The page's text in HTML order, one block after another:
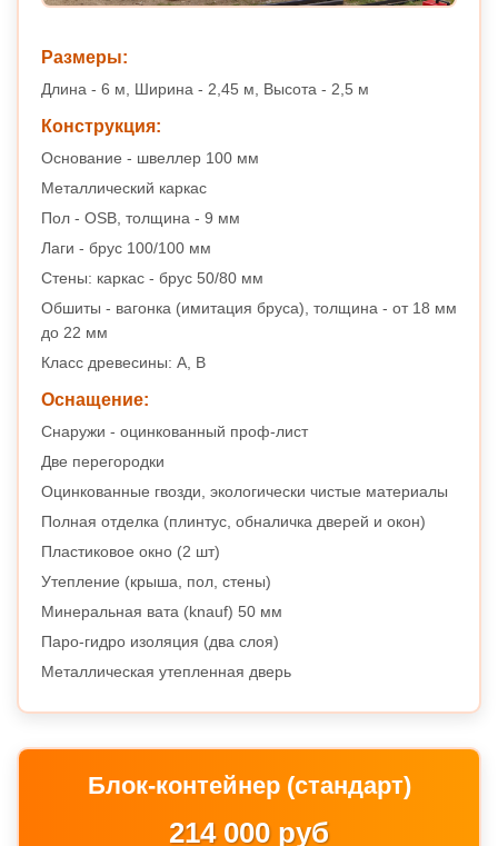
Размеры:
Длина - 6 м, Ширина - 2,45 м, Высота - 2,5 м
Конструкция:
Основание - швеллер 100 мм
Металлический каркас
Пол - OSB, толщина - 9 мм
Лаги - брус 100/100 мм
Стены: каркас - брус 50/80 мм
Обшиты - вагонка (имитация бруса), толщина - от 18 мм
до 22 мм
Класс древесины: А, B
Оснащение:
Снаружи - оцинкованный проф-лист
Две перегородки
Оцинкованные гвозди, экологически чистые материалы
Полная отделка (плинтус, обналичка дверей и окон)
Пластиковое окно (2 шт)
Утепление (крыша, пол, стены)
Минеральная вата (knauf) 50 мм
Паро-гидро изоляция (два слоя)
Металлическая утепленная дверь
Блок-контейнер (стандарт)
214 000 руб